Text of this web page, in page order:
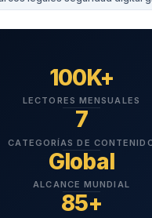
100K+
LECTORES MENSUALES
7
CATEGORÍAS DE
Global
ALCANCE MUNDIAL
85+